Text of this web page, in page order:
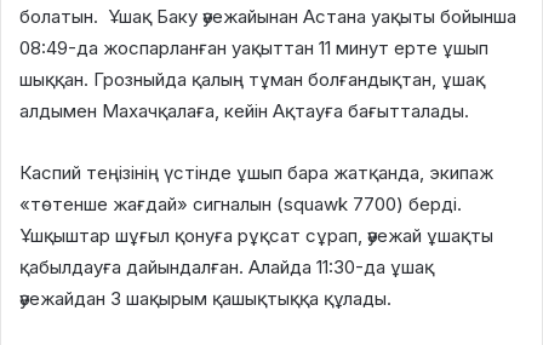
болатын. Ұшақ Баку әуежайынан Астана уақыты бойынша
08:49-да жоспарланған уақыттан 11 минут ерте ұшып
шыққан. Грозныйда қалың тұман болғандықтан, ұшақ
алдымен Махачқалаға, кейін Ақтауға бағытталады.
Каспий теңізінің үстінде ұшып бара жатқанда, экипаж
«төтенше жағдай» сигналын (squawk 7700) берді.
Ұшқыштар шұғыл қонуға рұқсат сұрап, әуежай ұшақты
қабылдауға дайындалған. Алайда 11:30-да ұшақ
әуежайдан 3 шақырым қашықтыққа құлады.